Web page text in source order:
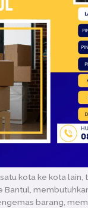
kota ke kota lain,
Bantul,
barang,